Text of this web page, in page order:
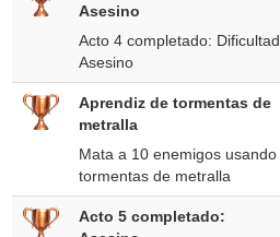
Asesino
Acto 4 completado: Dificultad
Asesino
Aprendiz de tormentas de
metralla
Mata a 10 enemigos usando
tormentas de metralla
Acto 5 completado: